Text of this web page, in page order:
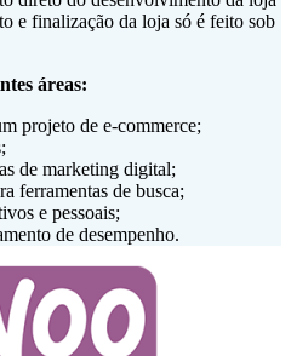
e finalização da loja só é feito sob
áreas:
projeto de e-commerce;
de marketing digital;
ferramentas de busca;
e pessoais;
de desempenho.